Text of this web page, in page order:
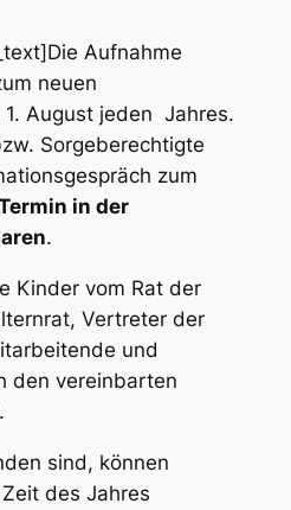
Aufnahme
neuen
August jeden Jahres.
Sorgeberechtigte
zum
in der
.
Kinder vom Rat der
Vertreter der
und
den vereinbarten
sind, können
des Jahres